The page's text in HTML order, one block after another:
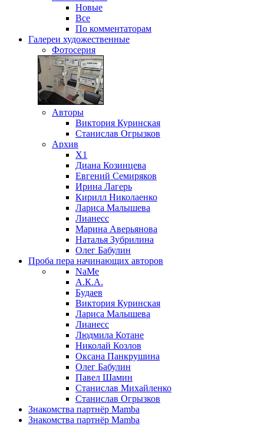
Новые
Все
По комментаторам
Галереи художественные
Фотосерия
Авторы
Виктория Куринская
Станислав Огрызков
Архив
X1
Диана Козинцева
Евгений Семиряков
Ирина Лагерь
Кирилл Николаенко
Лариса Малышева
Лианесс
Марина Аверьянова
Наталья Зубрилина
Олег Бабулин
Проба пера начинающих авторов
NaMe
А.К.А.
Будаев
Виктория Куринская
Лариса Малышева
Лианесс
Людмила Котане
Николай Козлов
Оксана Панкрушина
Олег Бабулин
Павел Шамин
Станислав Михайленко
Станислав Огрызков
Знакомства партнёр Mamba
Знакомства партнёр Mamba